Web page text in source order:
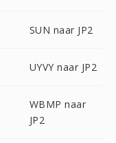
SUN naar JP2
UYVY naar JP2
WBMP naar
JP2